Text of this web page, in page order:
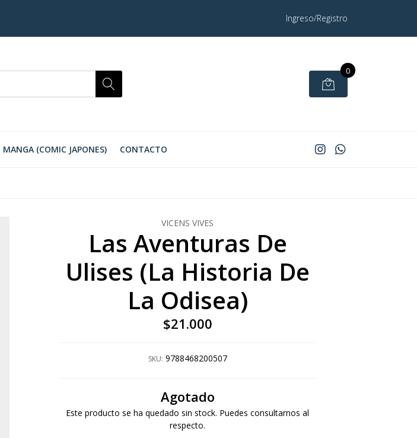
Ingreso/Registro
0
MANGA (COMIC JAPONES) CONTACTO
VICENS VIVES
Las Aventuras De
Ulises (La Historia De
La Odisea)
$21.000
SKU: 9788468200507
Agotado
Este producto se ha quedado sin stock. Puedes consultarnos al
respecto.